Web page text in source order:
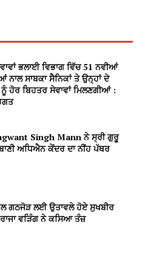
ਭਲਾਈ ਵਿਭਾਗ ਵਿੱਚ 51 ਨਵੀਆਂ
ਨਾਲ ਸਾਬਕਾ ਸੈਨਿਕਾਂ ਤੇ ਉਨ੍ਹਾਂ ਦੇ
ਨੂੰ ਹੋਰ ਬਿਹਤਰ ਸੇਵਾਵਾਂ ਮਿਲਣਗੀਆਂ :
Singh Mann ਨੇ ਸ੍ਰੀ ਗੁਰੂ
ਅਧਿਐਨ ਕੇਂਦਰ ਦਾ ਨੀਂਹ ਪੱਥਰ
ਗਠਜੋੜ ਲਈ ਉਤਾਵਲੇ ਹੋਏ ਸੁਖਬੀਰ
ਰਾਜਾ ਵੜਿੰਗ ਨੇ ਕਸਿਆ ਤੰਜ਼